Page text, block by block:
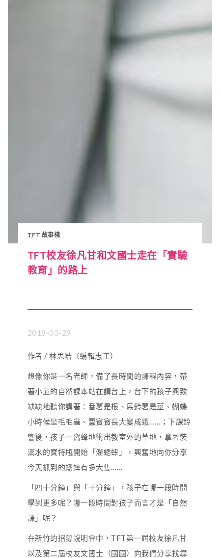
TFT 故事棧
TFT校友徐凡甘和文國士走在「實驗
教育」的路上
2018-03-29
作者 / 林思皓（編輯志工）
想像你是一名老師，備了長時間的課程內容，帶
著小五的自然課本站在講台上，台下的孩子興致
缺缺地聽你講著：番薯是根、馬鈴薯是莖、蝴蝶
小時候是毛毛蟲、蠶寶寶長大變成蛾……；下課鈴
響後，孩子一窩蜂地衝出教室外的草地，拿著裝
滿水的寶特瓶開始「灌蟋蟀」，興奮地向你分享
今天抓到的蟋蟀有多大隻……
「四十分鐘」與「十分鐘」，孩子在哪一段時間
學到更多呢？哪一段時間對孩子而言才是「自然
課」呢？
在新竹的招募說明會中，TFT第一屆校友徐凡甘
以及第二屆校友文國士（國國）向我們分享找尋